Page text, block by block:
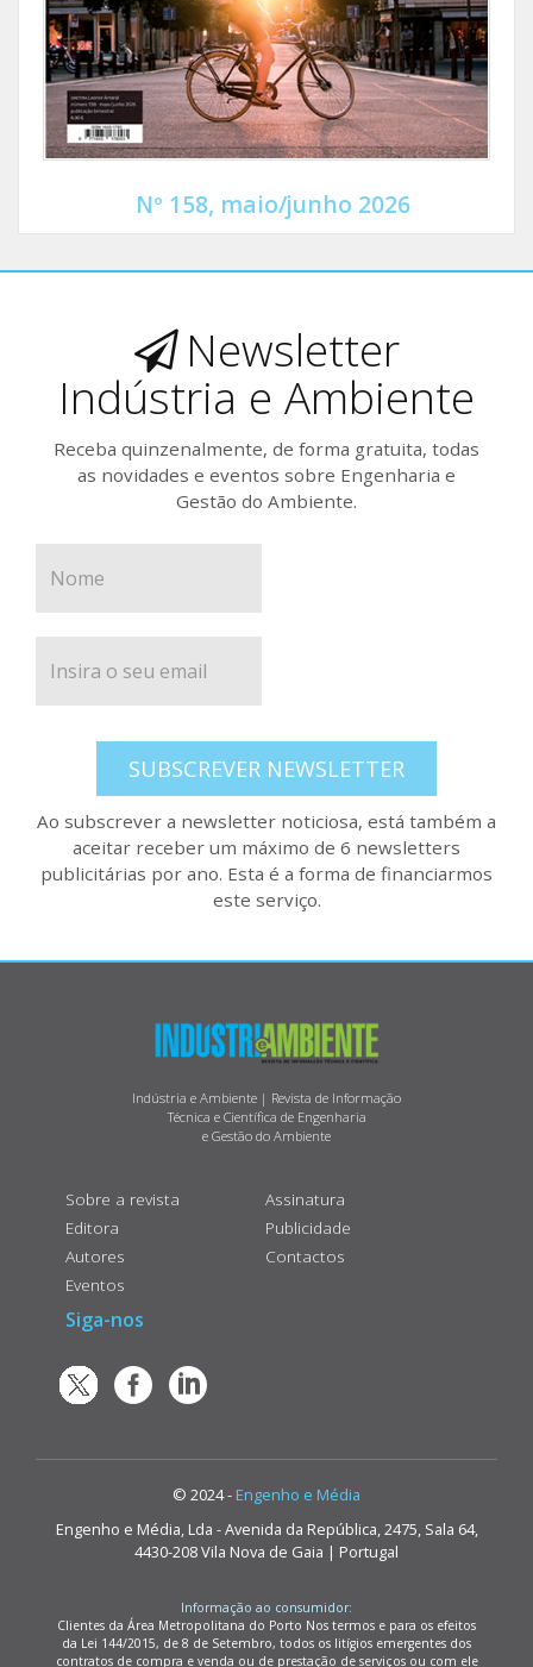
Nº 158, maio/junho 2026
Newsletter
Indústria e Ambiente
Receba quinzenalmente, de forma gratuita, todas
as novidades e eventos sobre Engenharia e
Gestão do Ambiente.
SUBSCREVER NEWSLETTER
Ao subscrever a newsletter noticiosa, está também a
aceitar receber um máximo de 6 newsletters
publicitárias por ano. Esta é a forma de financiarmos
este serviço.
Indústria e Ambiente | Revista de Informação
Técnica e Científica de Engenharia
e Gestão do Ambiente
Sobre a revista
Editora
Autores
Eventos
Assinatura
Publicidade
Contactos
Siga-nos
© 2024 - Engenho e Média
Engenho e Média, Lda - Avenida da República, 2475, Sala 64,
4430-208 Vila Nova de Gaia | Portugal
Informação ao consumidor:
Clientes da Área Metropolitana do Porto Nos termos e para os efeitos
da Lei 144/2015, de 8 de Setembro, todos os litígios emergentes dos
contratos de compra e venda ou de prestação de serviços ou com ele